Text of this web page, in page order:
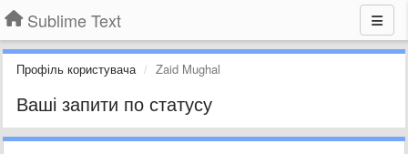
Sublime Text
Профіль користувача Zaid Mughal
Ваші запити по статусу